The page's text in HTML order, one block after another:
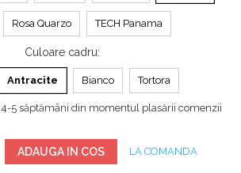
Rosa Quarzo TECH Panama
Culoare cadru:
Antracite Bianco Tortora
4-5 săptămâni din momentul plasării comenzii
ADAUGA IN COS LA COMANDA